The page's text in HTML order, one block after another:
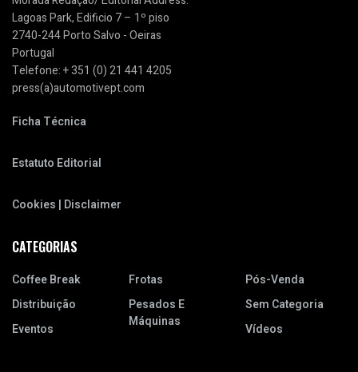
Lagoas Park, Edificio 7 – 1º piso
2740-244 Porto Salvo - Oeiras
Portugal
Telefone: + 351 (0) 21 441 4205
press(a)automotivept.com
Ficha Técnica
Estatuto Editorial
Cookies | Disclaimer
CATEGORIAS
Coffee Break
Distribuição
Eventos
Frotas
Pesados E
Máquinas
Pós-Venda
Sem Categoria
Vídeos